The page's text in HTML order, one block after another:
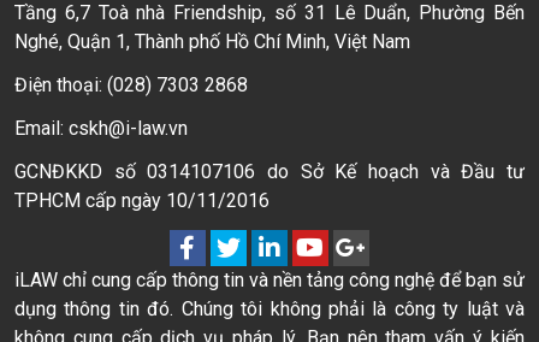
Tầng 6,7 Toà nhà Friendship, số 31 Lê Duẩn, Phường Bến
Nghé, Quận 1, Thành phố Hồ Chí Minh, Việt Nam
Điện thoại: (028) 7303 2868
Email: cskh@i-law.vn
GCNĐKKD số 0314107106 do Sở Kế hoạch và Đầu tư
TPHCM cấp ngày 10/11/2016
iLAW chỉ cung cấp thông tin và nền tảng công nghệ để bạn sử
dụng thông tin đó. Chúng tôi không phải là công ty luật và